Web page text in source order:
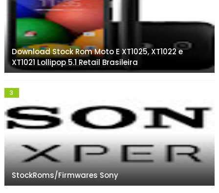
Download Stock Rom Moto E XT1025, XT1022 e
XT1021 Lollipop 5.1 Retail Brasileira
StockRoms/Firmwares Sony